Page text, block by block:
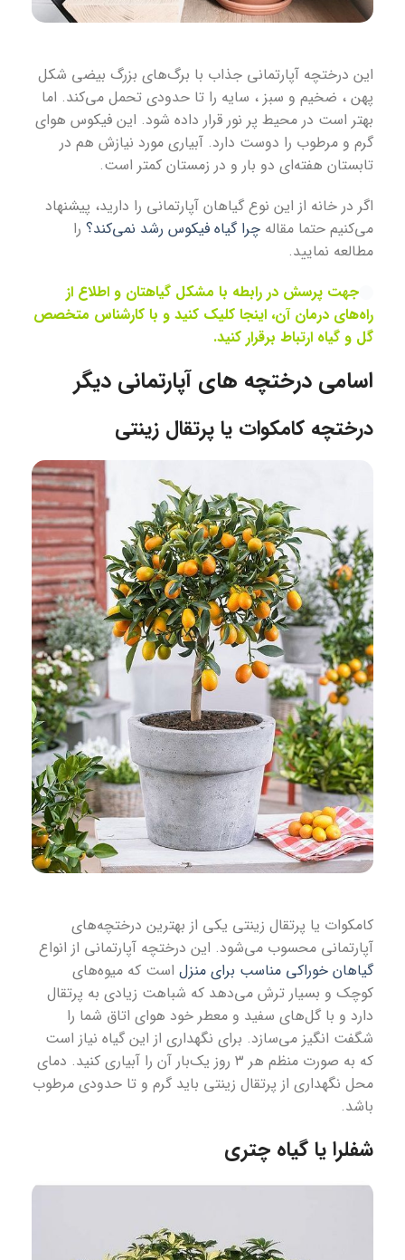
این درختچه آپارتمانی جذاب با برگ‌های بزرگ بیضی شکل
پهن ، ضخیم و سبز ، سایه را تا حدودی تحمل می‌کند. اما
بهتر است در محیط پر نور قرار داده شود. این فیکوس هوای
گرم و مرطوب را دوست دارد. آبیاری مورد نیازش هم در
تابستان هفته‌ای دو بار و در زمستان کمتر است.
اگر در خانه از این نوع گیاهان آپارتمانی را دارید، پیشنهاد
می‌کنیم حتما مقاله چرا گیاه فیکوس رشد نمی‌کند؟ را
مطالعه نمایید.
جهت پرسش در رابطه با مشکل گیاهتان و اطلاع از
راه‌های درمان آن، اینجا کلیک کنید و با کارشناس متخصص
گل و گیاه ارتباط برقرار کنید.
اسامی درختچه های آپارتمانی دیگر
درختچه کامکوات یا پرتقال زینتی
کامکوات یا پرتقال زینتی یکی از بهترین درختچه‌های
آپارتمانی محسوب می‌شود. این درختچه آپارتمانی از انواع
گیاهان خوراکی مناسب برای منزل است که میوه‌های
کوچک و بسیار ترش می‌دهد که شباهت زیادی به پرتقال
دارد و با گل‌های سفید و معطر خود هوای اتاق شما را
شگفت انگیز می‌سازد. برای نگهداری از این گیاه نیاز است
که به صورت منظم هر ۳ روز یک‌بار آن را آبیاری کنید. دمای
محل نگهداری از پرتقال زینتی باید گرم و تا حدودی مرطوب
باشد.
شفلرا یا گیاه چتری